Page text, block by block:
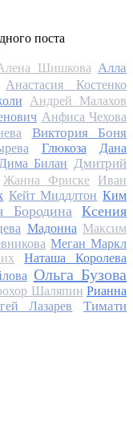
поста
Шишкова Алла
Анастасия Костенко
Андрей Малахов
Анфиса Чехова
Виктория Боня
Глюкоза
Дана
Дима Билан Дмитрий
Жанна Фриске
Иван
Кейт Миддлтон Ким
Бородина
Ксения
Мадонна Максим
Меган Маркл
Наташа Королева
Ольга Бузова
Шаляпин Рианна
Лазарев
Тимати